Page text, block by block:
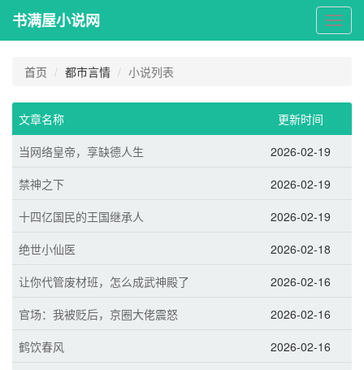
书
满
网
书满屋小说网
首页 都市言情 小说列表
文章名称
更新时间
当网络皇帝，享缺德人生
2026-02-19
禁神之下
2026-02-19
十四亿国民的王国继承人
2026-02-19
绝世小仙医
2026-02-18
让你代管废材班，怎么成武神殿了
2026-02-16
官场：我被贬后，京圈大佬震怒
2026-02-16
鹤饮春风
2026-02-16